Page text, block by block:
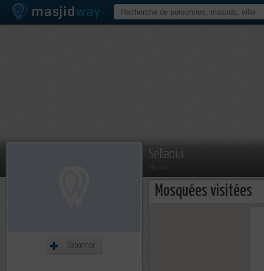
Sellaoui
Mosquées visitées
S'abonner